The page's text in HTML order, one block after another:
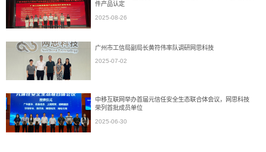
件产品认定
2025-08-26
广州市工信局副局长黄符伟率队调研网思科技
2025-07-02
中移互联网举办首届元信任安全生态联合体会议，网思科技
荣列首批成员单位
2025-06-30